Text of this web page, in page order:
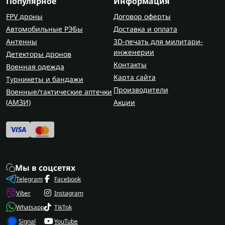
Зачем детям нужны часы
Часы детские наручные способствуют развитию
самостоятельности - ребенок учится
ориентироваться, приходить вовремя и
формировать собственный режим. В поездках
или занятиях спортом наручные часы для детей
помогают держать ритм, особенно если ребенок
занимается туризмом или активными кружками.
часов легче, выполнен из цветного пластика и
Практические советы по выбору
детских часов
Выбирайте легкий корпус, чтобы часы не
мешали ребенку двигаться.
FPV дроны
Автомобильные РЭБы
Антенны
Детекторы дронов
Военная одежда
Турникеты и бандажи
Военные/тактические аптечки
(AMЗИ)
Договор оферты
Доставка и оплата
3D-печать для милитари-
инженерии
Контакты
Карта сайта
Производители
Акции
Мы в соцсетях
Telegram
Viber
Whatsapp
Signal
Facebook
Instagram
TikTok
YouTube